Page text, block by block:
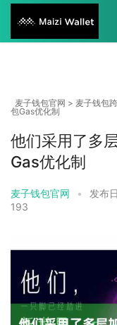
麦子钱包官网 > 麦子钱包
包Gas优化制
他们采用了多
Gas优化制
麦子钱包官网 • 发布
193